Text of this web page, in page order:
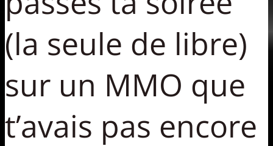
(la seule de libre)
sur un MMO que
t’avais pas encore